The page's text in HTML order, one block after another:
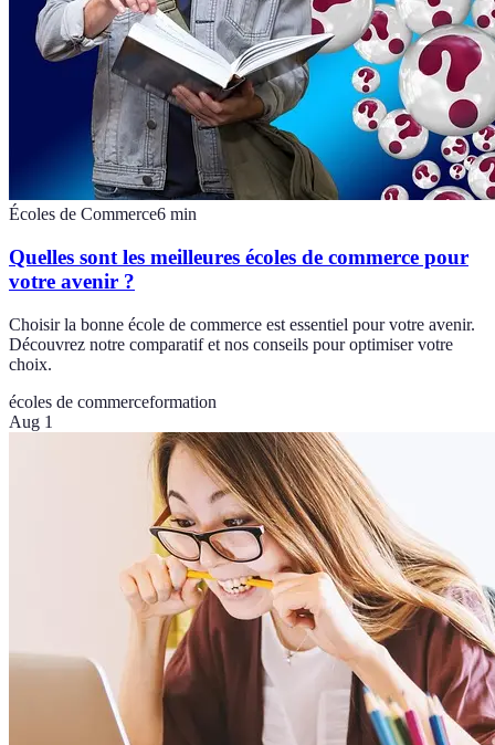
Écoles de Commerce6 min
Quelles sont les meilleures écoles de commerce pour
votre avenir ?
Choisir la bonne école de commerce est essentiel pour votre avenir.
Découvrez notre comparatif et nos conseils pour optimiser votre
choix.
écoles de commerceformation
Aug 1